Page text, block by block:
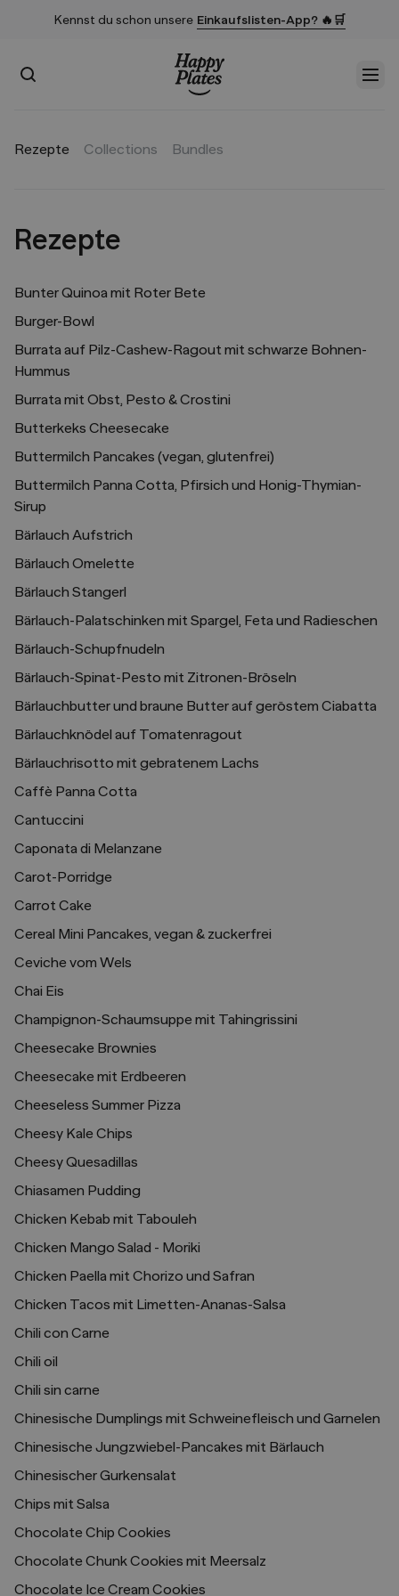
Kennst du schon unsere Einkaufslisten-App? 🔥🛒
Suchen
Rezepte Collections Bundles
Rezepte
Bunter Quinoa mit Roter Bete
Burger-Bowl
Burrata auf Pilz-Cashew-Ragout mit schwarze Bohnen-
Hummus
Burrata mit Obst, Pesto & Crostini
Butterkeks Cheesecake
Buttermilch Pancakes (vegan, glutenfrei)
Buttermilch Panna Cotta, Pfirsich und Honig-Thymian-
Sirup
Bärlauch Aufstrich
Bärlauch Omelette
Bärlauch Stangerl
Bärlauch-Palatschinken mit Spargel, Feta und Radieschen
Bärlauch-Schupfnudeln
Bärlauch-Spinat-Pesto mit Zitronen-Bröseln
Bärlauchbutter und braune Butter auf geröstem Ciabatta
Bärlauchknödel auf Tomatenragout
Bärlauchrisotto mit gebratenem Lachs
Caffè Panna Cotta
Cantuccini
Caponata di Melanzane
Carot-Porridge
Carrot Cake
Cereal Mini Pancakes, vegan & zuckerfrei
Ceviche vom Wels
Chai Eis
Champignon-Schaumsuppe mit Tahingrissini
Cheesecake Brownies
Cheesecake mit Erdbeeren
Cheeseless Summer Pizza
Cheesy Kale Chips
Cheesy Quesadillas
Chiasamen Pudding
Chicken Kebab mit Tabouleh
Chicken Mango Salad - Moriki
Chicken Paella mit Chorizo und Safran
Chicken Tacos mit Limetten-Ananas-Salsa
Chili con Carne
Chili oil
Chili sin carne
Chinesische Dumplings mit Schweinefleisch und Garnelen
Chinesische Jungzwiebel-Pancakes mit Bärlauch
Chinesischer Gurkensalat
Chips mit Salsa
Chocolate Chip Cookies
Chocolate Chunk Cookies mit Meersalz
Chocolate Ice Cream Cookies